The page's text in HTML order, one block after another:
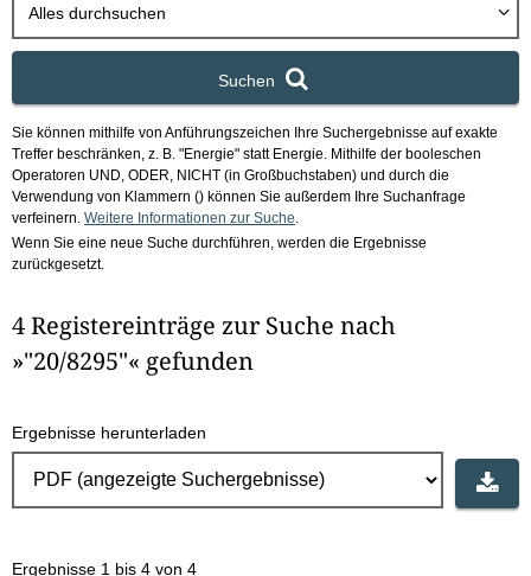
x
Alles durchsuchen
Suchen
Sie können mithilfe von Anführungszeichen Ihre Suchergebnisse auf exakte
Treffer beschränken, z. B. "Energie" statt Energie. Mithilfe der booleschen
Operatoren UND, ODER, NICHT (in Großbuchstaben) und durch die
Verwendung von Klammern () können Sie außerdem Ihre Suchanfrage
verfeinern. Weitere Informationen zur Suche
Wenn Sie eine neue Suche durchführen, werden die Ergebnisse
zurückgesetzt.
4 Registereinträge zur Suche nach
»"20/8295"« gefunden
Ergebnisse herunterladen
Ergebnisse 1 bis 4 von 4